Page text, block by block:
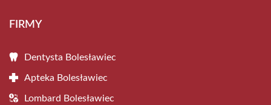
FIRMY
Dentysta Bolesławiec
Apteka Bolesławiec
Lombard Bolesławiec